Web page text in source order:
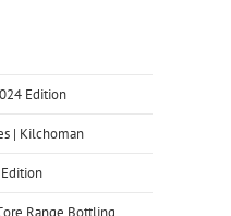
Edition
| Kilchoman
Range Bottling